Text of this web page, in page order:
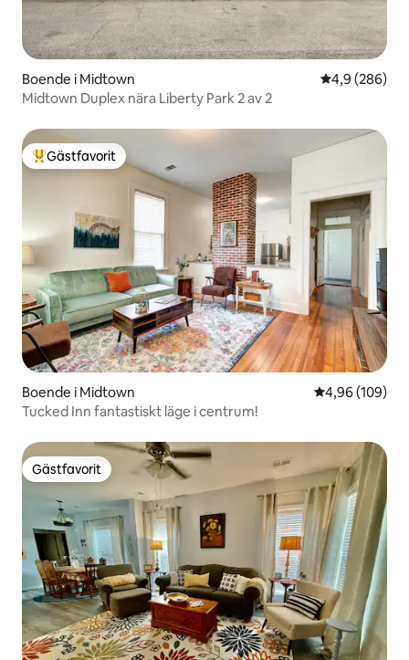
Boende i Midtown 4,9 av 5 i
4,9 (286)
Midtown Duplex nära Liberty Park 2 av 2
Populär gästfavorit
Gästfavorit
Boende i Midtown 4,96 av 5 i
4,96 (109)
Tucked Inn fantastiskt läge i centrum!
Gästfavorit
Gästfavorit